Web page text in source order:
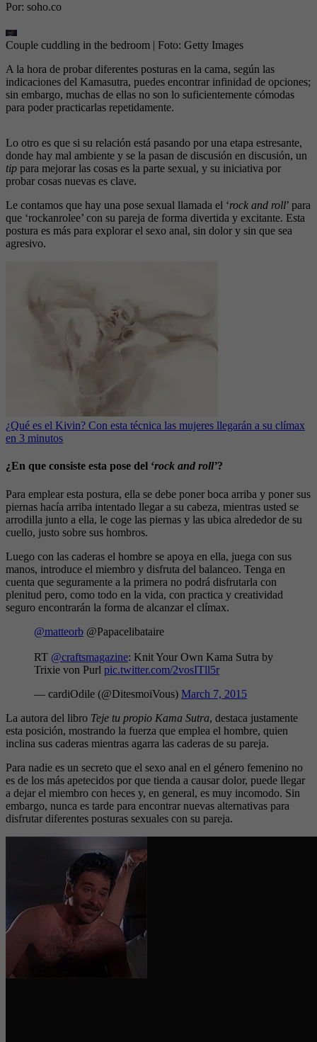
Por: soho.co
Couple cuddling in the bedroom | Foto: Getty Images
A la hora de probar diferentes posturas en la cama, según las
indicaciones del Kamasutra, puedes encontrar infinidad de opciones;
sin embargo, muchas de ellas no son lo suficientemente cómodas
para poder practicarlas repetidamente.
Lo otro es que si su relación está pasando por una etapa estresante,
donde hay mal ambiente y se la pasan de discusión en discusión, un
tip para mejorar las cosas es la parte sexual, y su iniciativa por
probar cosas nuevas es clave.
Le contamos que hay una pose sexual llamada el ‘rock and roll’ para
que ‘rockanrolee’ con su pareja de forma divertida y excitante. Esta
postura es más para explorar el sexo anal, sin dolor y sin que sea
agresivo.
¿Qué es el Kivin? Con esta técnica las mujeres llegarán a su clímax
en 3 minutos
¿En que consiste esta pose del ‘rock and roll’?
Para emplear esta postura, ella se debe poner boca arriba y poner sus
piernas hacía arriba intentado llegar a su cabeza, mientras usted se
arrodilla junto a ella, le coge las piernas y las ubica alrededor de su
cuello, justo sobre sus hombros.
Luego con las caderas el hombre se apoya en ella, juega con sus
manos, introduce el miembro y disfruta del balanceo. Tenga en
cuenta que seguramente a la primera no podrá disfrutarla con
plenitud pero, como todo en la vida, con practica y creatividad
seguro encontrarán la forma de alcanzar el clímax.
@matteorb @Papacelibataire
RT @craftsmagazine: Knit Your Own Kama Sutra by
Trixie von Purl pic.twitter.com/2vosITll5r
— cardiOdile (@DitesmoiVous) March 7, 2015
La autora del libro Teje tu propio Kama Sutra, destaca justamente
esta posición, mostrando la fuerza que emplea el hombre, quien
inclina sus caderas mientras agarra las caderas de su pareja.
Para nadie es un secreto que el sexo anal en el género femenino no
es de los más apetecidos por que tienda a causar dolor, puede llegar
a dejar el miembro con heces y, en general, es muy incomodo. Sin
embargo, nunca es tarde para encontrar nuevas alternativas para
disfrutar diferentes posturas sexuales con su pareja.